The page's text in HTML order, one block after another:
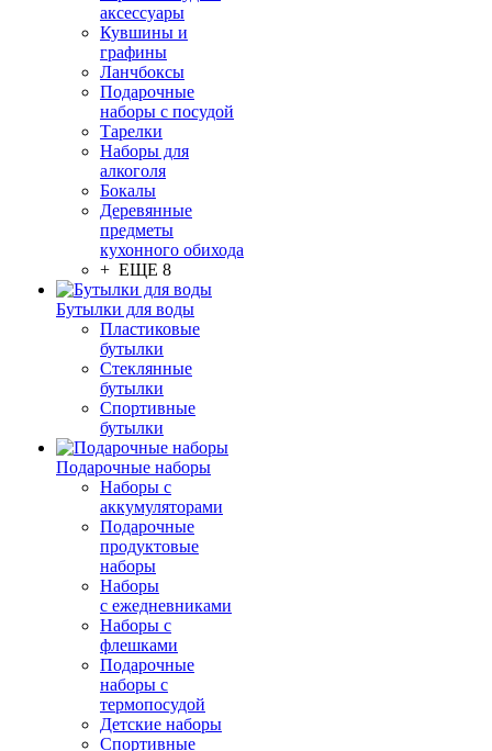
аксессуары
Кувшины и
графины
Ланчбоксы
Подарочные
наборы с посудой
Тарелки
Наборы для
алкоголя
Бокалы
Деревянные
предметы
кухонного обихода
+ ЕЩЕ 8
Бутылки для воды
Пластиковые
бутылки
Стеклянные
бутылки
Спортивные
бутылки
Подарочные наборы
Наборы с
аккумуляторами
Подарочные
продуктовые
наборы
Наборы
с ежедневниками
Наборы с
флешками
Подарочные
наборы с
термопосудой
Детские наборы
Спортивные